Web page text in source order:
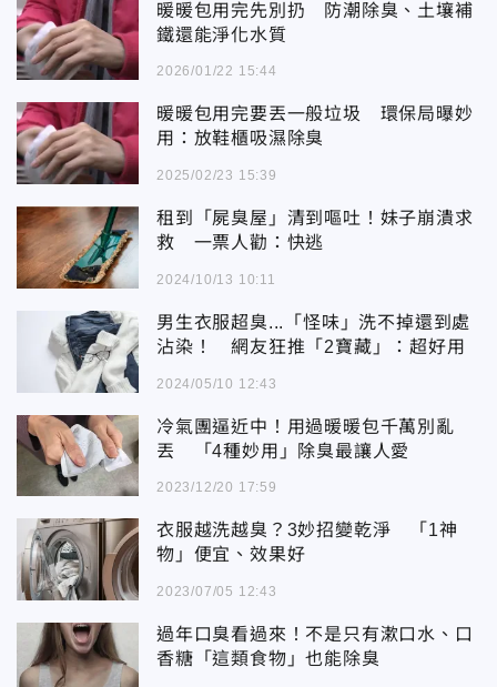
暖暖包用完先別扔 防潮除臭、土壤補
鐵還能淨化水質
2026/01/22 15:44
暖暖包用完要丟一般垃圾 環保局曝妙
用：放鞋櫃吸濕除臭
2025/02/23 15:39
租到「屍臭屋」清到嘔吐！妹子崩潰求
救 一票人勸：快逃
2024/10/13 10:11
男生衣服超臭...「怪味」洗不掉還到處
沾染！ 網友狂推「2寶藏」：超好用
2024/05/10 12:43
冷氣團逼近中！用過暖暖包千萬別亂
丟 「4種妙用」除臭最讓人愛
2023/12/20 17:59
衣服越洗越臭？3妙招變乾淨 「1神
物」便宜、效果好
2023/07/05 12:43
過年口臭看過來！不是只有漱口水、口
香糖「這類食物」也能除臭